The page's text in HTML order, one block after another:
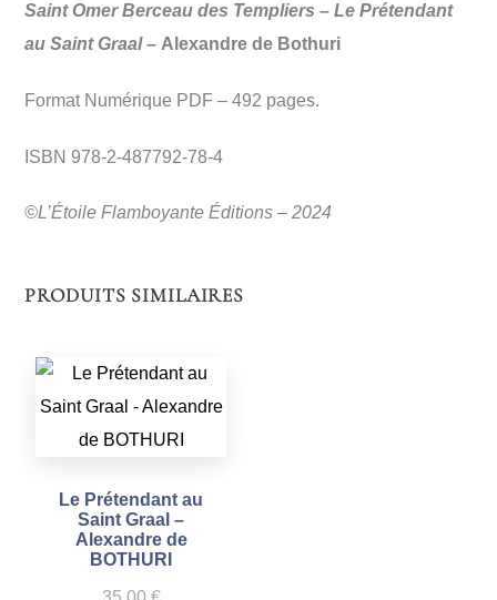
Saint Omer Berceau des Templiers – Le Prétendant
au Saint Graal – Alexandre de Bothuri
Format Numérique PDF – 492 pages.
ISBN 978-2-487792-78-4
©L’Étoile Flamboyante Éditions – 2024
PRODUITS SIMILAIRES
Le Prétendant au
Saint Graal –
Alexandre de
BOTHURI